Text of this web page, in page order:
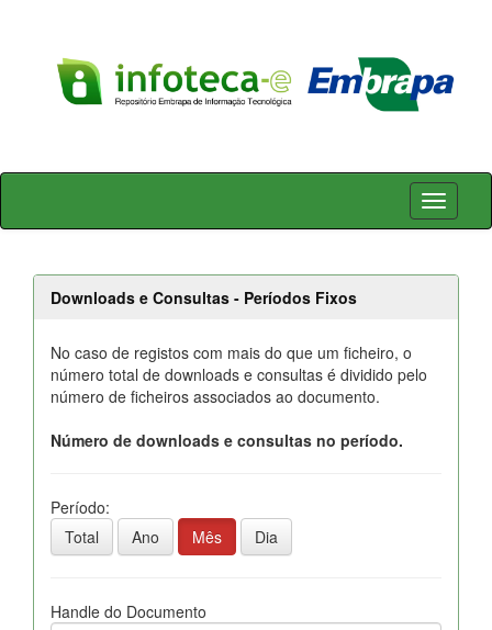
Skip
Downloads e Consultas - Períodos Fixos
No caso de registos com mais do que um ficheiro, o
número total de downloads e consultas é dividido pelo
número de ficheiros associados ao documento.
Número de downloads e consultas no período.
Período:
Total
Ano Mês Dia
Handle do Documento